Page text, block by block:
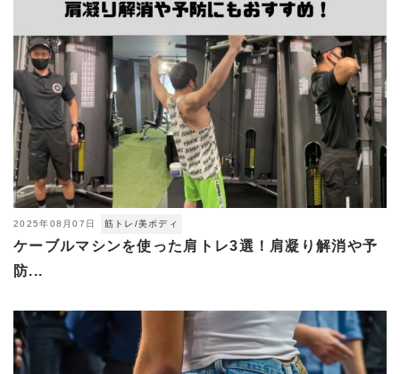
2025年08月07日 筋トレ/美ボディ
ケーブルマシンを使った肩トレ3選！肩凝り解消や予
防...